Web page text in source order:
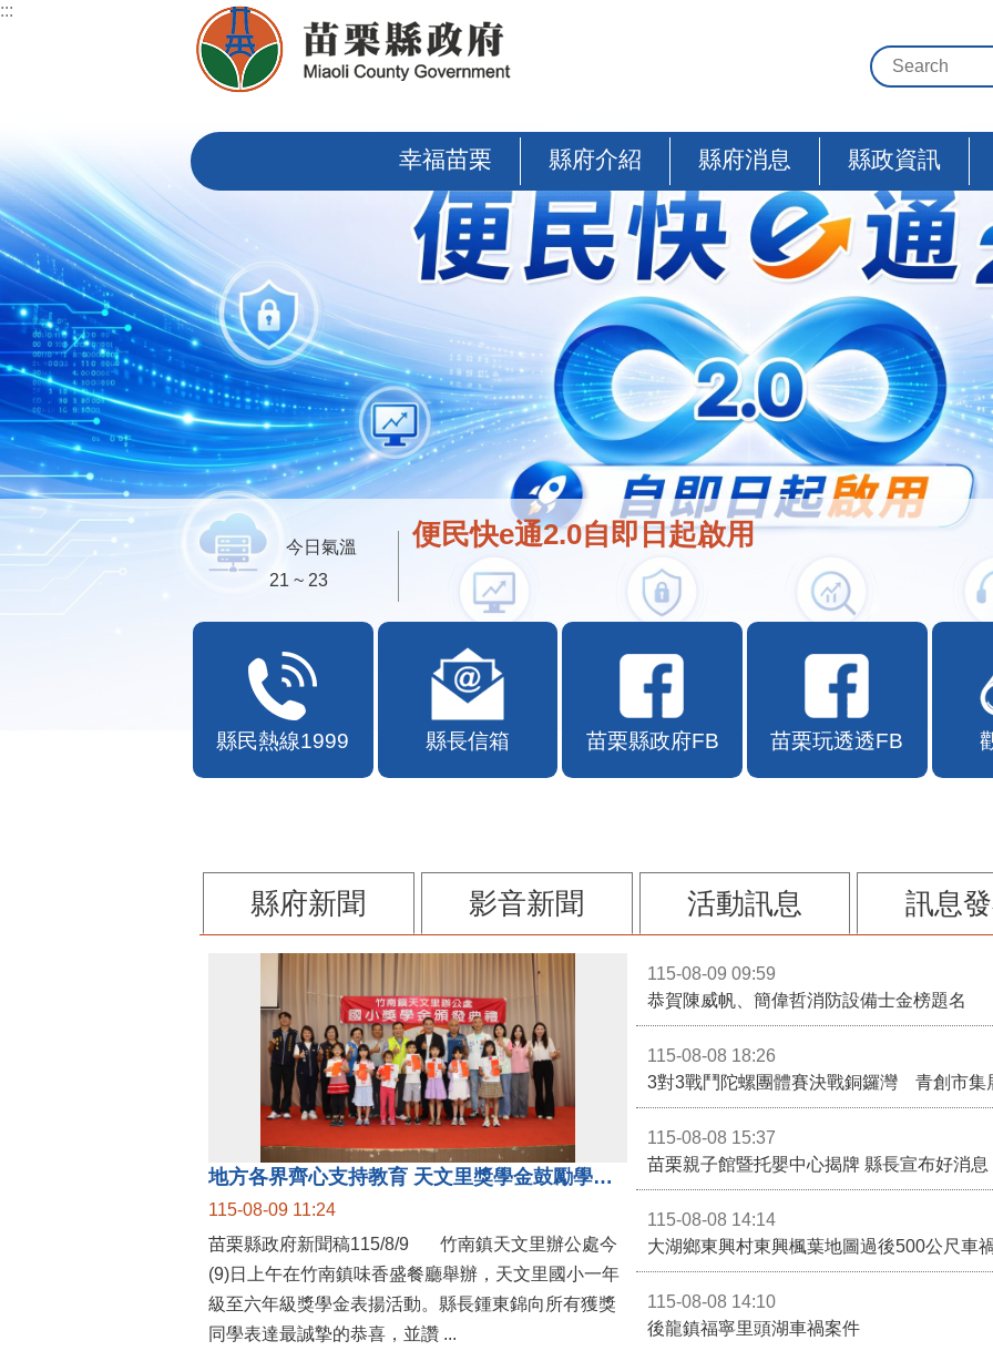
跳到主要內容區塊
:::
幸福苗栗 縣府介紹 縣府消息 縣政資訊
便民快e通2.0自即日起啟用
今日氣溫
21 ~ 23
縣民熱線1999 縣長信箱 苗栗縣政府FB 苗栗玩透透FB
縣府新聞 影音新聞 活動訊息 訊息
地方各界齊心支持教育 天文里獎學金鼓勵學童勇敢追夢
115-08-09 11:24
苗栗縣政府新聞稿115/8/9 竹南鎮天文里辦公處今
(9)日上午在竹南鎮味香盛餐廳舉辦，天文里國小一年
級至六年級獎學金表揚活動。縣長鍾東錦向所有獲獎
同學表達最誠摯的恭喜，並讚 ...
115-08-09 09:59
恭賀陳威帆、簡偉哲消防設備士金榜題名
115-08-08 18:26
3對3戰鬥陀螺團體賽決戰銅鑼灣 青創市集
115-08-08 15:37
苗栗親子館暨托嬰中心揭牌 縣長宣布好消
115-08-08 14:14
大湖鄉東興村東興楓葉地圖過後500公尺車
115-08-08 14:10
後龍鎮福寧里頭湖車禍案件